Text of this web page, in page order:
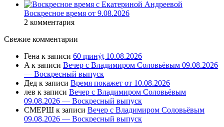
Воскресное время от 9.08.2026
2 комментария
Свежие комментарии
Гена к записи 60 ṃинẏƫ 10.08.2026
A к записи Вечер с Владимиром Соловьёвым 09.08.2026
— Воскресный выпуск
Дед к записи Время покажет от 10.08.2026
лев к записи Вечер с Владимиром Соловьёвым
09.08.2026 — Воскресный выпуск
СМЕРШ к записи Вечер с Владимиром Соловьёвым
09.08.2026 — Воскресный выпуск